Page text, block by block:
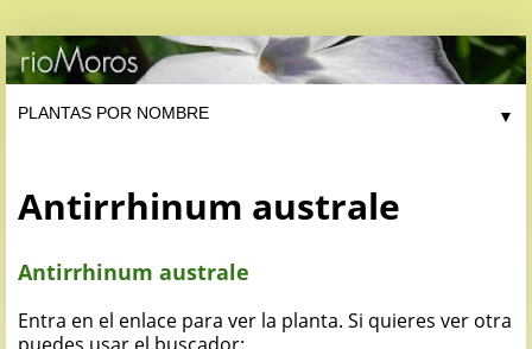
▼
Antirrhinum australe
Antirrhinum australe
Entra en el enlace para ver la planta. Si quieres ver otra